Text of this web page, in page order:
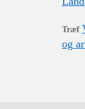
Træf
og